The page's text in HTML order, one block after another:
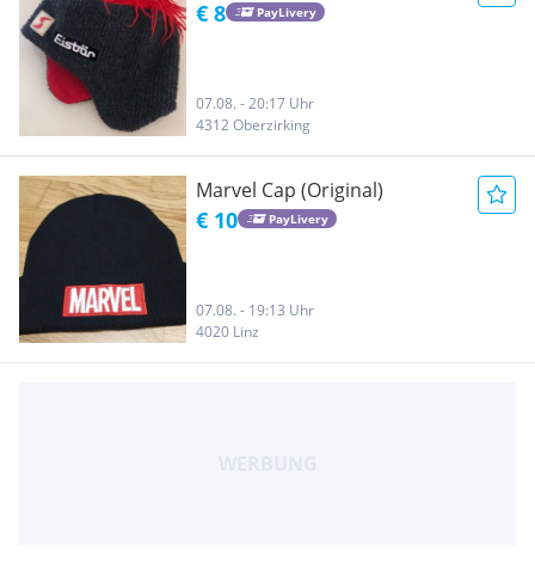
€ 8 PayLivery
07.08. - 20:17 Uhr
4312 Oberzirking
Marvel Cap (Original)
€ 10 PayLivery
07.08. - 19:13 Uhr
4020 Linz